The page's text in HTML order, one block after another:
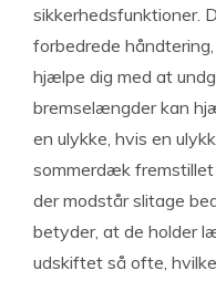
sikkerhedsfunktioner.
forbedrede
hjælpe dig med at
bremselængder kan
en ulykke, hvis en
sommerdæk fremstillet
der modstår slitage
betyder, at de holder
udskiftet så ofte,